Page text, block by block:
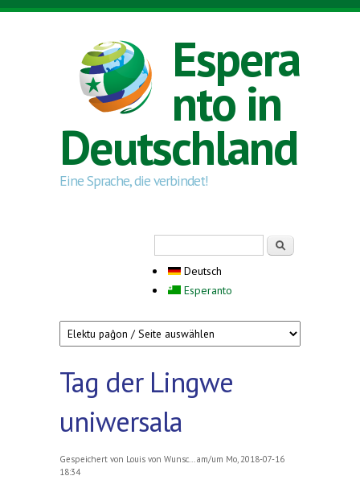
Direkt zum Inhalt
Espera
nto in
Deutschland
Eine Sprache, die verbindet!
Deutsch
Esperanto
Tag der Lingwe
uniwersala
Gespeichert von Louis von Wunsc...
am/um Mo, 2018-07-16
18:34